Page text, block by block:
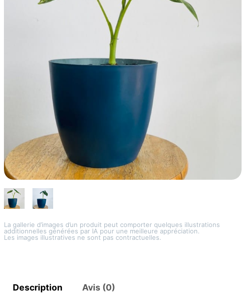
La gallerie d’images d’un produit peut comporter quelques illustrations
additionnelles générées par IA pour une meilleure appréciation.
Les images illustratives ne sont pas contractuelles.
Description Avis (0)